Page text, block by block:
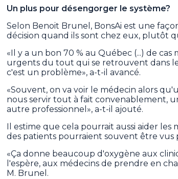
Un plus pour désengorger le système?
Selon Benoit Brunel, BonsAi est une
décision quand ils sont chez eux, plutôt
«Il y a un bon 70 % au Québec (...) de
urgents du tout qui se retrouvent dans
c'est un problème», a-t-il avancé.
«Souvent, on va voir le médecin alors
nous servir tout à fait convenablement,
autre professionnel», a-t-il ajouté.
Il estime que cela pourrait aussi aider les
des patients pourraient souvent être
«Ça donne beaucoup d'oxygène aux
l'espère, aux médecins de prendre en
M. Brunel.